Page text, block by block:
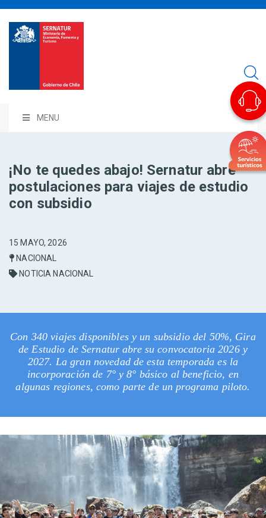
MENU
¡No te quedes abajo! Sernatur abre
postulaciones para viajes de estudio
con subsidio
15 MAYO, 2026
NACIONAL
NOTICIA NACIONAL
Con 340 viajes disponibles y un subsidio del 50%, Gira
de Estudio de Sernatur abre su convocatoria 2026 y
2027. La gran novedad de esta temporada es la
incorporación de 7° y 8° básico al beneficio, en
algunas regiones, como parte de un programa piloto.